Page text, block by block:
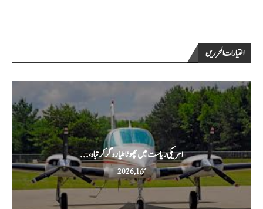
اختيارات المحررين
امریکی ریاست میں چھوٹا طیارہ گر کر تباہ،...
مئی 1, 2026